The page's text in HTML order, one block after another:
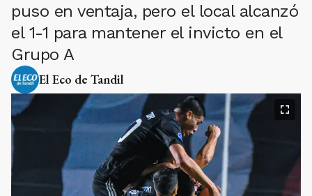
puso en ventaja, pero el local alcanzó
el 1-1 para mantener el invicto en el
Grupo A
El Eco de Tandil